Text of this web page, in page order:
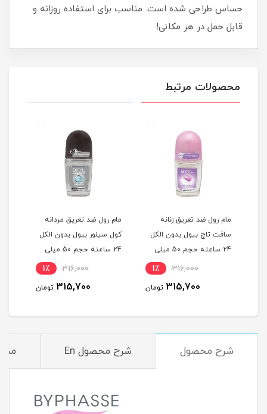
حساس طراحی شده است. مناسب برای استفاده روزانه و
قابل حمل در هر مکانی!
محصولات مرتبط
مام رول ضد تعریق زنانه
سافت تاچ بیول بدون الکل
24 ساعته حجم 50 میلی
316,000 1٪
315,700 تومان
مام رول ضد تعریق مردانه
کول سیلور بیول بدون الکل
24 ساعته حجم 50 میلی
316,000 1٪
315,700 تومان
شرح محصول شرح محصول En